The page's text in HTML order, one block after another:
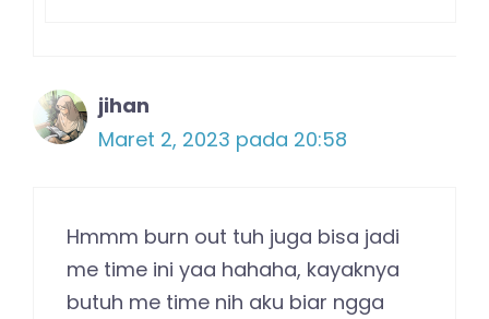
jihan
Maret 2, 2023 pada 20:58
Hmmm burn out tuh juga bisa jadi
me time ini yaa hahaha, kayaknya
butuh me time nih aku biar ngga